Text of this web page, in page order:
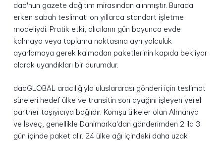
dao'nun gazete dağıtım mirasından alınmıştır. Burada
erken sabah teslimatı on yıllarca standart işletme
modeliydi. Pratik etki, alıcıların gün boyunca evde
kalmaya veya toplama noktasına ayrı yolculuk
ayarlamaya gerek kalmadan paketlerinin kapıda bekliyor
olarak uyandıkları bir durumdur.
daoGLOBAL aracılığıyla uluslararası gönderi için teslimat
süreleri hedef ülke ve transitin son ayağını işleyen yerel
partner taşıyıcıya bağlıdır. Komşu ülkeler olan Almanya
ve İsveç, genellikle Danimarka'dan gönderimden 2 ila 3
gün içinde paket alır. 24 ülke ağı içindeki daha uzak